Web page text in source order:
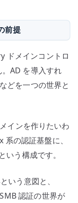
前提
ドメインコントロ
AD を導入すれ
どを一つの世界と
インを作りたいわ
の認証基盤に、
う構成です。
いう意図と、
認証の世界が